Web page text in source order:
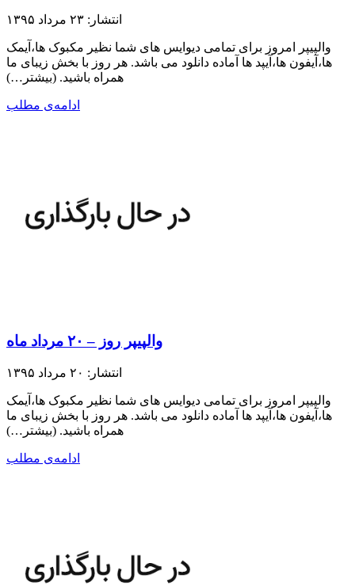
انتشار: ۲۳ مرداد ۱۳۹۵
والپیپر امروز برای تمامی دیوایس های شما نظیر مکبوک ها،آیمک
ها،آیفون ها،آیپد ها آماده دانلود می باشد. هر روز با بخش زیبای ما
همراه باشید.​ (بیشتر…)
ادامه‌ی مطلب
والپیپر روز – ۲۰ مرداد ماه
انتشار: ۲۰ مرداد ۱۳۹۵
والپیپر امروز برای تمامی دیوایس های شما نظیر مکبوک ها،آیمک
ها،آیفون ها،آیپد ها آماده دانلود می باشد. هر روز با بخش زیبای ما
همراه باشید.​ (بیشتر…)
ادامه‌ی مطلب